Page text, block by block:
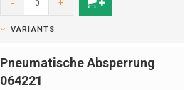
- +
VARIANTS
Pneumatische Absperrung
064221